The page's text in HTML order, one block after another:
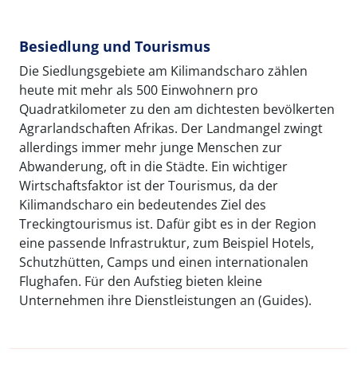
Besiedlung und Tourismus
Die Siedlungsgebiete am Kilimandscharo zählen
heute mit mehr als 500 Einwohnern pro
Quadratkilometer zu den am dichtesten bevölkerten
Agrarlandschaften Afrikas. Der Landmangel zwingt
allerdings immer mehr junge Menschen zur
Abwanderung, oft in die Städte. Ein wichtiger
Wirtschaftsfaktor ist der Tourismus, da der
Kilimandscharo ein bedeutendes Ziel des
Treckingtourismus ist. Dafür gibt es in der Region
eine passende Infrastruktur, zum Beispiel Hotels,
Schutzhütten, Camps und einen internationalen
Flughafen. Für den Aufstieg bieten kleine
Unternehmen ihre Dienstleistungen an (Guides).